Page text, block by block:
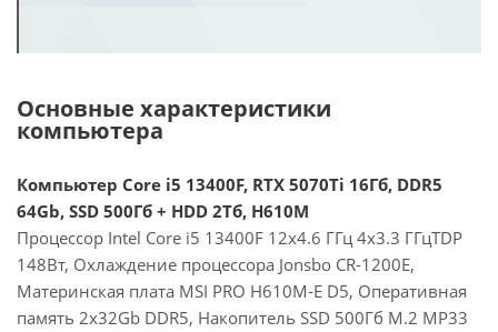
Основные характеристики
компьютера
Компьютер Core i5 13400F, RTX 5070Ti 16Гб, DDR5
64Gb, SSD 500Гб + HDD 2Тб, H610M
Процессор Intel Core i5 13400F 12x4.6 ГГц 4x3.3 ГГцTDP
148Вт, Охлаждение процессора Jonsbo CR-1200E,
Материнская плата MSI PRO H610M-E D5, Оперативная
память 2x32Gb DDR5, Накопитель SSD 500Гб M.2 MP33